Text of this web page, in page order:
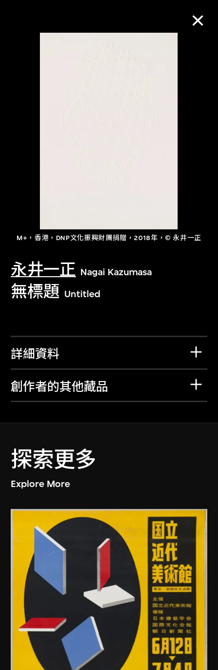
M+，香港，DNP文化振興財團捐贈，2018年，© 永井一正
永井一正 Nagai Kazumasa
無標題 Untitled
詳細資料
創作者的其他藏品
探索更多
Explore More
M+藏品